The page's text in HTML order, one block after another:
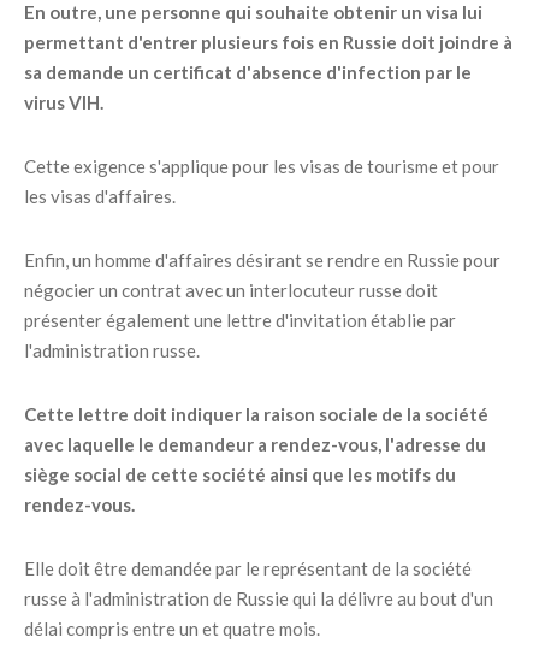
En outre, une personne qui souhaite obtenir un visa lui
permettant d'entrer plusieurs fois en Russie doit joindre à
sa demande un certificat d'absence d'infection par le
virus VIH.
Cette exigence s'applique pour les visas de tourisme et pour
les visas d'affaires.
Enfin, un homme d'affaires désirant se rendre en Russie pour
négocier un contrat avec un interlocuteur russe doit
présenter également une lettre d'invitation établie par
l'administration russe.
Cette lettre doit indiquer la raison sociale de la société
avec laquelle le demandeur a rendez-vous, l'adresse du
siège social de cette société ainsi que les motifs du
rendez-vous.
Elle doit être demandée par le représentant de la société
russe à l'administration de Russie qui la délivre au bout d'un
délai compris entre un et quatre mois.